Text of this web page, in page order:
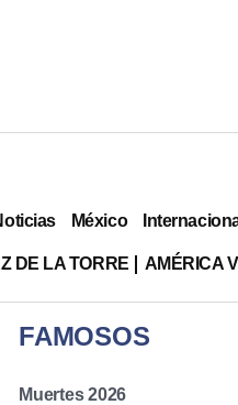
México
DE LA TORRE AMÉRICA
FAMOSOS
Muertes 2026